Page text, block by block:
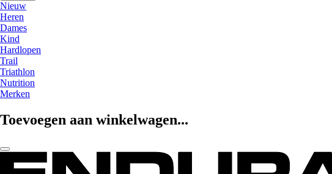
Nieuw
Heren
Dames
Kind
Hardlopen
Trail
Triathlon
Nutrition
Merken
Toevoegen aan winkelwagen...